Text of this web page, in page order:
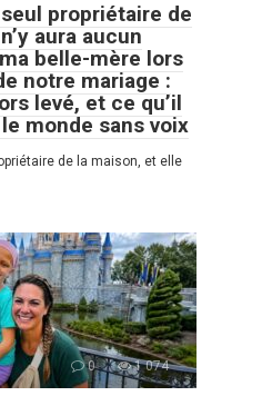
propriétaire de
aura aucun
belle-mère lors
notre mariage :
levé, et ce qu’il
monde sans voix
de la maison, et elle
0 1 074